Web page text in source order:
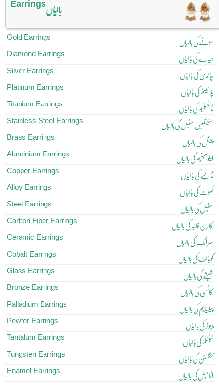
Earringsبالیاں
Gold Earrings سونے کی بالیاں
Diamond Earrings ہیرے کی بالیاں
Silver Earrings چاندی کی بالیاں
Platinum Earrings پلاٹینم کی بالیاں
Titanium Earrings ٹائٹینیم کی بالیاں
Stainless Steel Earrings سٹینلیس سٹیل کی بالیاں
Brass Earrings پیتل کی بالیاں
Aluminium Earrings ایلومینیم کی بالیاں
Copper Earrings تانبے کی بالیاں
Alloy Earrings کھوٹ کی بالیاں
Steel Earrings سٹیل کی بالیاں
Carbon Fiber Earrings کاربن فائبر کی بالیاں
Ceramic Earrings سرامک کی بالیاں
Cobalt Earrings کوبالٹ کی بالیاں
Glass Earrings شیشے کی بالیاں
Bronze Earrings کانسی کی بالیاں
Palladium Earrings پیلیڈیم کی بالیاں
Pewter Earrings پیوٹر کی بالیاں
Tantalum Earrings ٹینٹلم کی بالیاں
Tungsten Earrings ٹنگسٹن کی بالیاں
Enamel Earrings انامیل کی بالیاں